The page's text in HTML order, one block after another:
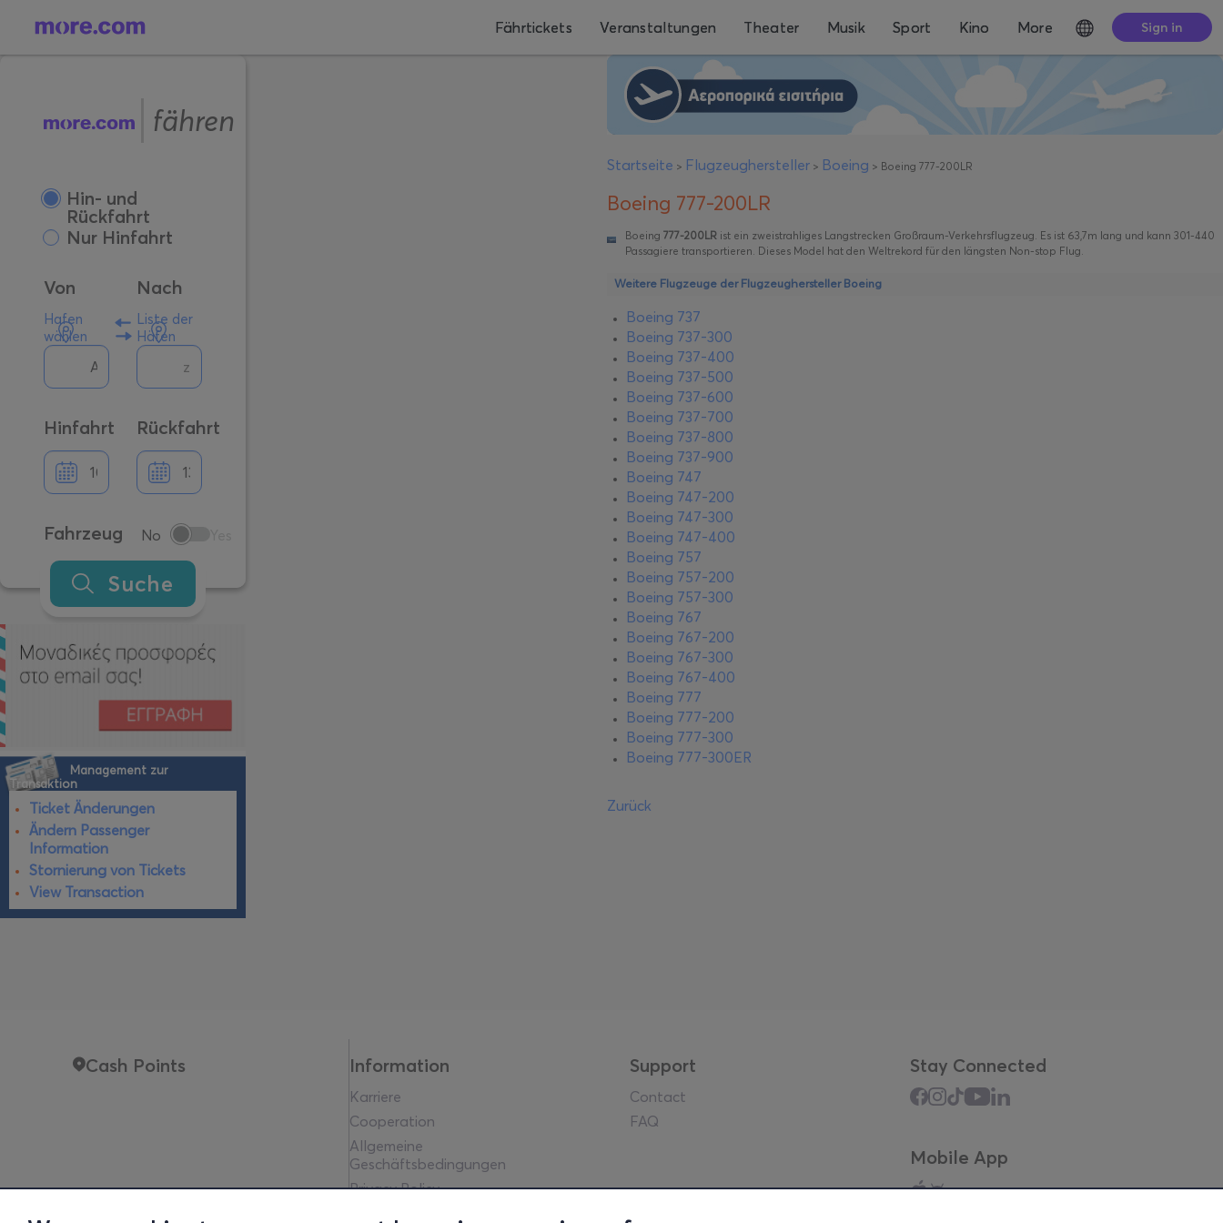
Fährtickets Veranstaltungen Theater Musik Sport Kino More Sign in
fähren
Hin- und
Rückfahrt
Nur Hinfahrt
Von
Hafen
wählen
Nach
Liste der
Häfen
Hinfahrt Rückfahrt
Fahrzeug No
Suche
Management zur
Transaktion
Ticket Änderungen
Ändern Passenger
Information
Stornierung von Tickets
View Transaction
Startseite > Flugzeughersteller > Boeing > Boeing 777-200LR
Boeing 777-200LR
Boeing 777-200LR ist ein zweistrahliges Langstrecken Großraum-Verkehrsflugzeug. Es ist 63,7m lang und kann 301-440
Passagiere transportieren. Dieses Model hat den Weltrekord für den längsten Non-stop Flug.
Weitere Flugzeuge der Flugzeughersteller Boeing
Boeing 737
Boeing 737-300
Boeing 737-400
Boeing 737-500
Boeing 737-600
Boeing 737-700
Boeing 737-800
Boeing 737-900
Boeing 747
Boeing 747-200
Boeing 747-300
Boeing 747-400
Boeing 757
Boeing 757-200
Boeing 757-300
Boeing 767
Boeing 767-200
Boeing 767-300
Boeing 767-400
Boeing 777
Boeing 777-200
Boeing 777-300
Boeing 777-300ER
Zurück
Cash Points Information
Karriere
Cooperation
Allgemeine
Geschäftsbedingungen
Privacy Policy
Support
Contact
FAQ
Stay Connected
Mobile App